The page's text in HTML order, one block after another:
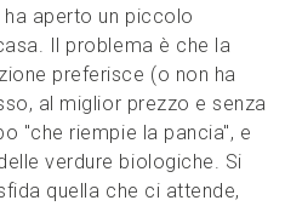
ha aperto un piccolo
Il problema è che la
preferisce (o non ha
al miglior prezzo e senza
"che riempie la pancia", e
verdure biologiche. Si
quella che ci attende,